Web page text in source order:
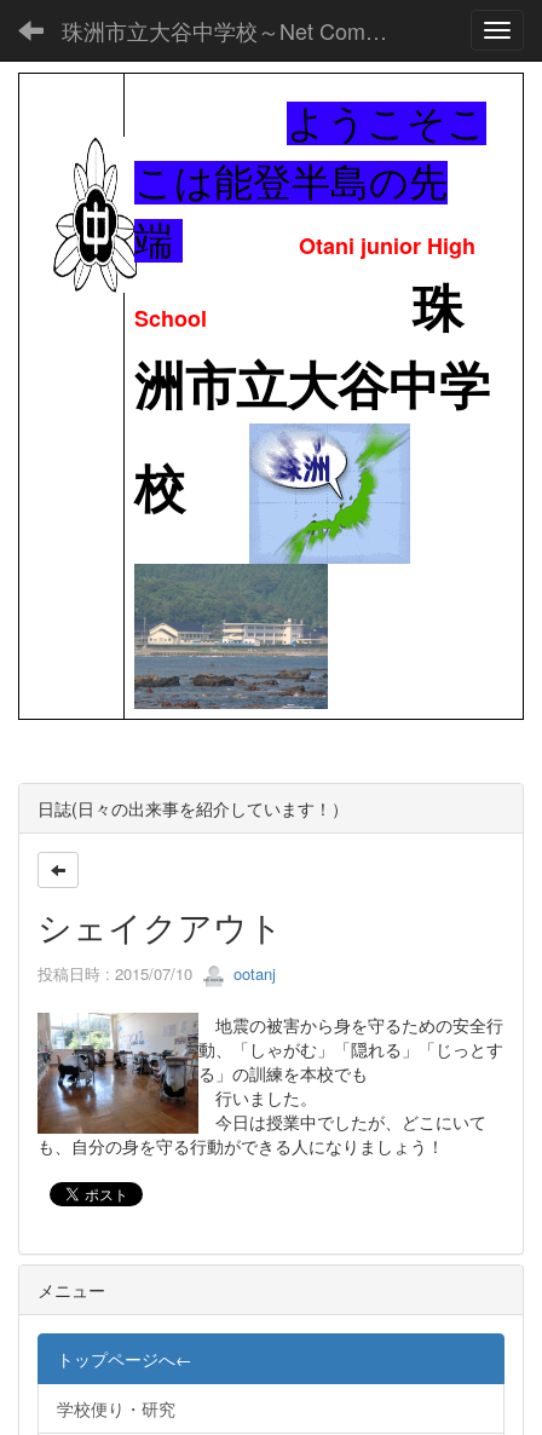
珠洲市立大谷中学校～Net Commons～
ようこそこ
こは能登半島の先
端
Otani junior High
School
珠
洲市立大谷中学
校
日誌(日々の出来事を紹介しています！）
シェイクアウト
投稿日時 : 2015/07/10 ootanj
地震の被害から身を守るための安全行
動、「しゃがむ」「隠れる」「じっとす
る」の訓練を本校でも
行いました。
今日は授業中でしたが、どこにいて
も、自分の身を守る行動ができる人になりましょう！
メニュー
トップページへ←
学校便り・研究